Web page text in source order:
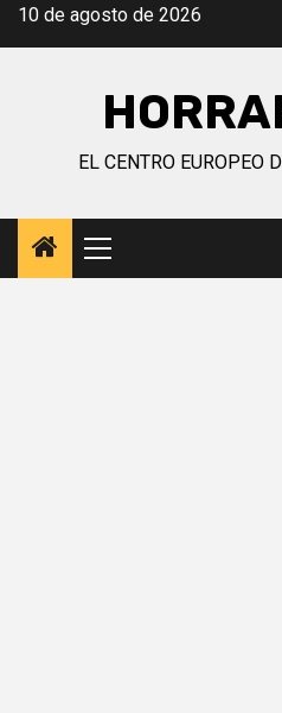
Saltar
10 de agosto de 2026
EL CENTRO EUROPEO
Menú
principal